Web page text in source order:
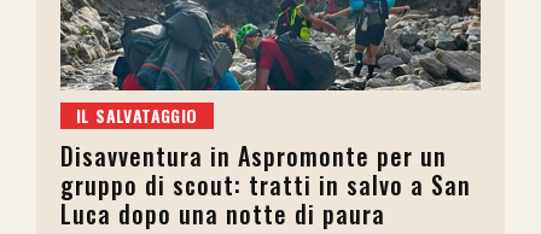
IL SALVATAGGIO
Disavventura in Aspromonte per un
gruppo di scout: tratti in salvo a San
Luca dopo una notte di paura